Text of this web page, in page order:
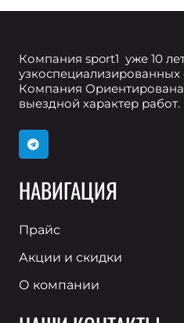
Компания sport1 уже 10
узкоспециализированных
Компания
выездной характер работ.
НАВИГАЦИЯ
Прайс
Акции и скидки
О компании